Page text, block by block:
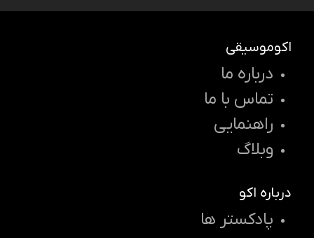
اکوموسیقی
درباره ما
تماس با ما
راهنمایی
وبلاگ
درباره اکو
پادکستر ها